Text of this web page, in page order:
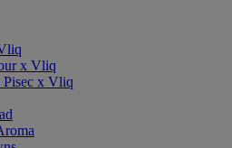
x Vliq
x Vliq